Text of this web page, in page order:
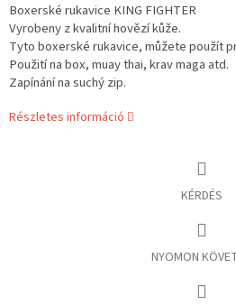
Boxerské rukavice KING FIGHTER
Vyrobeny z kvalitní hovězí kůže.
Tyto boxerské rukavice, můžete použít
Použití na box, muay thai, krav maga atd.
Zapínání na suchý zip.
Részletes információ
KÉRDÉS
NYOMON